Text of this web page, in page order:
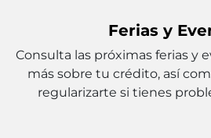
Ferias y
Consulta las próximas ferias y
más sobre tu crédito, así
regularizarte si tienes